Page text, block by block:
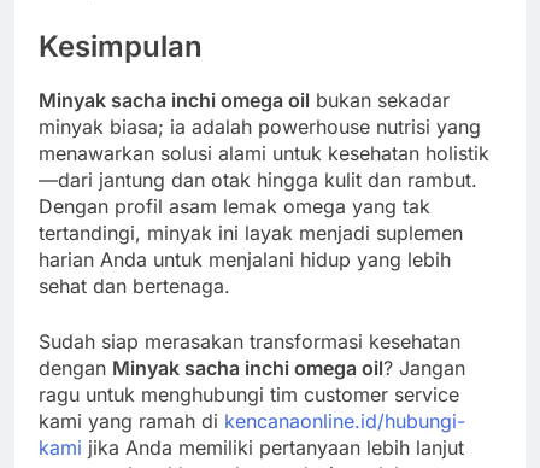
Kesimpulan
Minyak sacha inchi omega oil bukan sekadar
minyak biasa; ia adalah powerhouse nutrisi yang
menawarkan solusi alami untuk kesehatan holistik
—dari jantung dan otak hingga kulit dan rambut.
Dengan profil asam lemak omega yang tak
tertandingi, minyak ini layak menjadi suplemen
harian Anda untuk menjalani hidup yang lebih
sehat dan bertenaga.
Sudah siap merasakan transformasi kesehatan
dengan Minyak sacha inchi omega oil? Jangan
ragu untuk menghubungi tim customer service
kami yang ramah di kencanaonline.id/hubungi-
kami jika Anda memiliki pertanyaan lebih lanjut